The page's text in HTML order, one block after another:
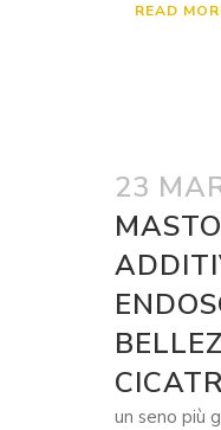
READ
23
un seno più